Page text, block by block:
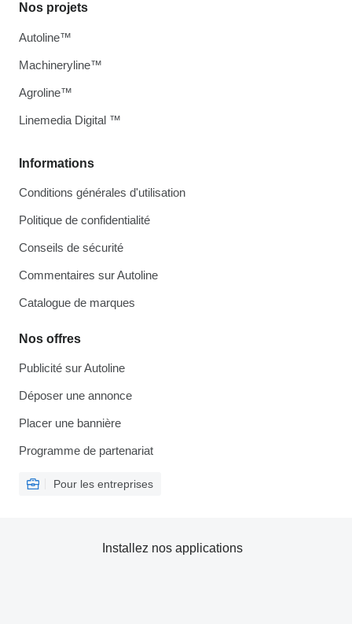
Informations
Conditions générales d'utilisation
Politique de confidentialité
Conseils de sécurité
Commentaires sur Autoline
Catalogue de marques
Nos offres
Publicité sur Autoline
Déposer une annonce
Placer une bannière
Programme de partenariat
Pour les entreprises
Nos projets
Autoline™
Machineryline™
Agroline™
Linemedia Digital ™
Installez nos applications